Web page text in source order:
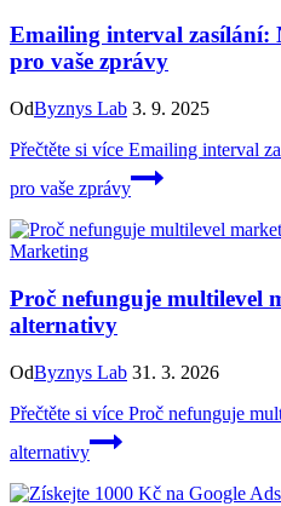
Emailing interval zasílání:
pro vaše zprávy
OdByznys Lab 3. 9. 2025
Přečtěte si více Emailing interval
pro vaše zprávy
Marketing
Proč nefunguje multilevel
alternativy
OdByznys Lab 31. 3. 2026
Přečtěte si více Proč nefunguje
alternativy